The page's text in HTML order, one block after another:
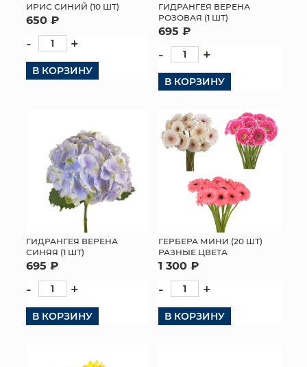
ИРИС СИНИЙ (10 ШТ)
650 ₽
- +
В КОРЗИНУ
ГИДРАНГЕЯ ВЕРЕНА
РОЗОВАЯ (1 ШТ)
695 ₽
- +
В КОРЗИНУ
ГИДРАНГЕЯ ВЕРЕНА
СИНЯЯ (1 ШТ)
695 ₽
- +
В КОРЗИНУ
ГЕРБЕРА МИНИ (20 ШТ)
РАЗНЫЕ ЦВЕТА
1 300 ₽
- +
В КОРЗИНУ